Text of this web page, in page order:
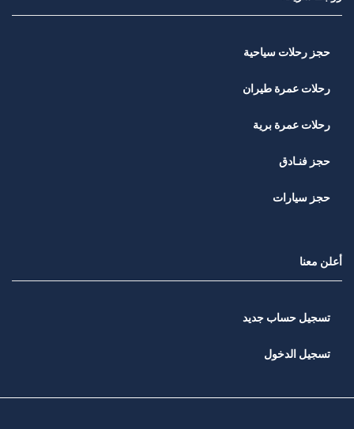
حجز رحلات سياحية
رحلات عمرة طيران
رحلات عمرة برية
حجز فنـادق
حجز سيارات
أعلن معنا
تسجيل حساب جديد
تسجيل الدخول